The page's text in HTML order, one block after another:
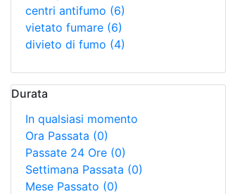
centri antifumo (6)
vietato fumare (6)
divieto di fumo (4)
Durata
In qualsiasi momento
Ora Passata (0)
Passate 24 Ore (0)
Settimana Passata (0)
Mese Passato (0)